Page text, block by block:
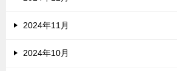
2024年11月
2024年10月